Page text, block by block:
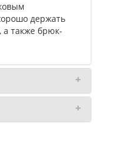
держать
а также брюк-